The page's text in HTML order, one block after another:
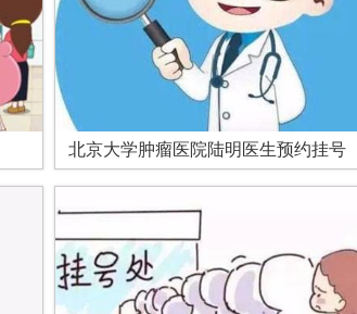
北京大学肿瘤医院陆明医生预约挂号